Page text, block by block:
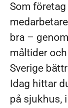
Som
bra –
måltider
Sverige
Idag hittar
på sjukhus,